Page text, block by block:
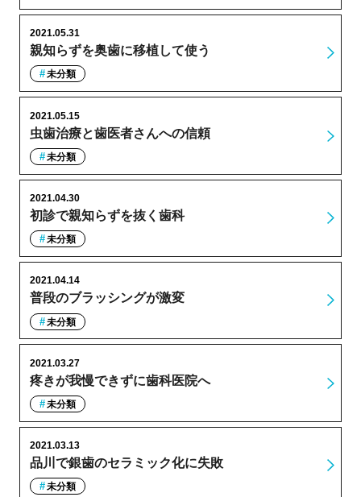
親知らずを奥歯に移植して使う
2021.05.31
未分類
虫歯治療と歯医者さんへの信頼
2021.05.15
未分類
初診で親知らずを抜く歯科
2021.04.30
未分類
普段のブラッシングが激変
2021.04.14
未分類
疼きが我慢できずに歯科医院へ
2021.03.27
未分類
品川で銀歯のセラミック化に失敗
2021.03.13
未分類